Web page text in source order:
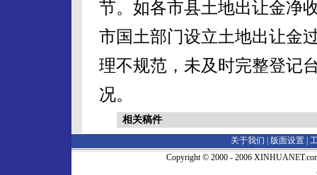
节。如各市县土地出让金净
市国土部门设立土地出让金
理不规范，未及时完整登记
况。
相关稿件
关于我们 | 版面设置
Copyright © 2000 - 2006